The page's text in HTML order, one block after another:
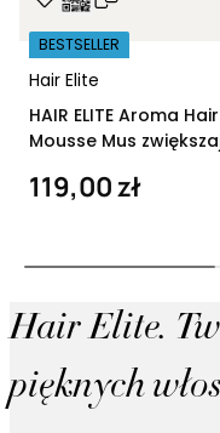
Hair Elite
BESTSELLER
HAIR ELITE Aroma
Mousse Mus
119,00 zł
Hair Elite.
pięknych